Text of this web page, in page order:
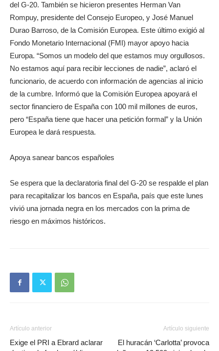
del G-20. También se hicieron presentes Herman Van
Rompuy, presidente del Consejo Europeo, y José Manuel
Durao Barroso, de la Comisión Europea. Este último exigió al
Fondo Monetario Internacional (FMI) mayor apoyo hacia
Europa. “Somos un modelo del que estamos muy orgullosos.
No estamos aquí para recibir lecciones de nadie”, aclaró el
funcionario, de acuerdo con información de agencias al inicio
de la cumbre. Informó que la Comisión Europea apoyará el
sector financiero de España con 100 mil millones de euros,
pero “España tiene que hacer una petición formal” y la Unión
Europea le dará respuesta.
Apoya sanear bancos españoles
Se espera que la declaratoria final del G-20 se respalde el plan
para recapitalizar los bancos en España, país que este lunes
vivió una jornada negra en los mercados con la prima de
riesgo en máximos históricos.
Artículo anterior
Exige el PRI a Ebrard aclarar
Artículo siguiente
El huracán ‘Carlotta’ provoca